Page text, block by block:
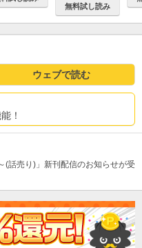
無料試し読み
ウェブで読む
！
(話売り)」新刊配信のお知らせが受